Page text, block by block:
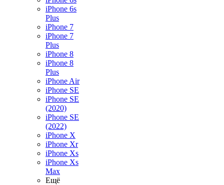
iPhone 6s
Plus
iPhone 7
iPhone 7
Plus
iPhone 8
iPhone 8
Plus
iPhone Air
iPhone SE
iPhone SE
(2020)
iPhone SE
(2022)
iPhone X
iPhone Xr
iPhone Xs
iPhone Xs
Max
Ещё